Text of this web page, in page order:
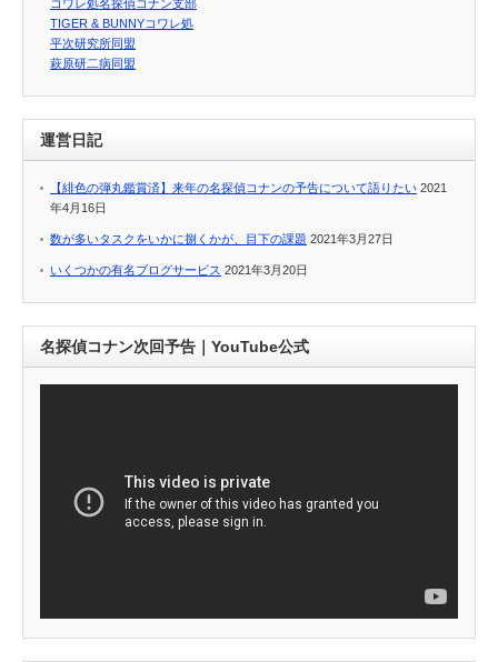
コワレ処名探偵コナン支部
TIGER & BUNNYコワレ処
平次研究所同盟
萩原研二病同盟
運営日記
【緋色の弾丸鑑賞済】来年の名探偵コナンの予告について語りたい 2021
年4月16日
数が多いタスクをいかに捌くかが、目下の課題 2021年3月27日
いくつかの有名ブログサービス 2021年3月20日
名探偵コナン次回予告｜YouTube公式